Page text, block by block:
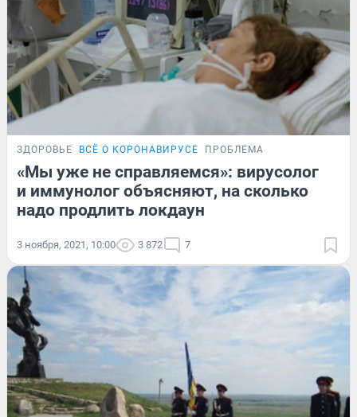
ЗДОРОВЬЕ ВСЁ О КОРОНАВИРУСЕ ПРОБЛЕМА
«Мы уже не справляемся»: вирусолог
и иммунолог объясняют, на сколько
надо продлить локдаун
3 ноября, 2021, 10:00 3 872 7